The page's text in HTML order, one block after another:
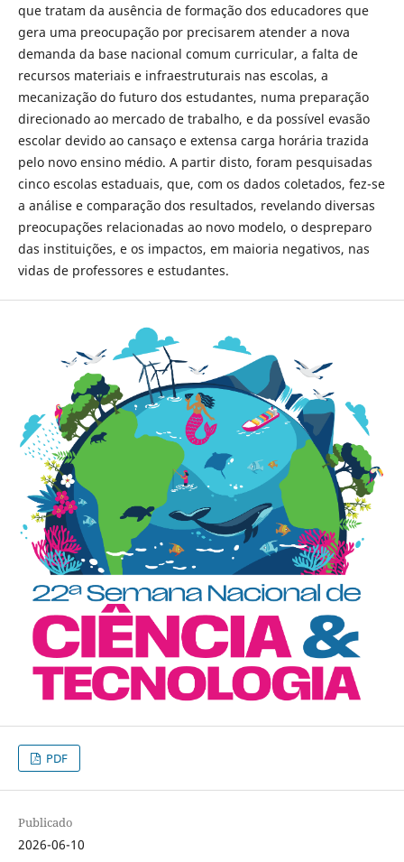
que tratam da ausência de formação dos educadores que
gera uma preocupação por precisarem atender a nova
demanda da base nacional comum curricular, a falta de
recursos materiais e infraestruturais nas escolas, a
mecanização do futuro dos estudantes, numa preparação
direcionado ao mercado de trabalho, e da possível evasão
escolar devido ao cansaço e extensa carga horária trazida
pelo novo ensino médio. A partir disto, foram pesquisadas
cinco escolas estaduais, que, com os dados coletados, fez-se
a análise e comparação dos resultados, revelando diversas
preocupações relacionadas ao novo modelo, o despreparo
das instituições, e os impactos, em maioria negativos, nas
vidas de professores e estudantes.
PDF
Publicado
2026-06-10